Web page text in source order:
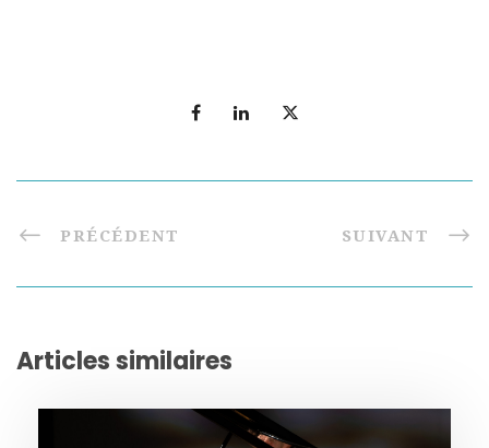
PRÉCÉDENT SUIVANT
Articles similaires